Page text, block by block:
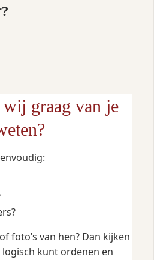
graag van je
foto’s van hen? Dan kijken
kunt ordenen en